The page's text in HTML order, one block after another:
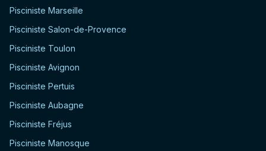
Pisciniste Marseille
Pisciniste Salon-de-Provence
Pisciniste Toulon
Pisciniste Avignon
Pisciniste Pertuis
Pisciniste Aubagne
Pisciniste Fréjus
Pisciniste Manosque